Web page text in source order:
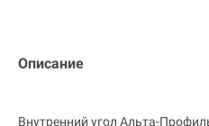
Описание
Внутренний угол Альта-